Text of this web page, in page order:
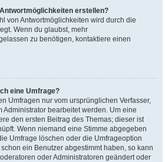
erstellen?
von Antwortmöglichkeiten wird durch die
Wenn du glaubst, mehr
zu benötigen, kontaktiere einen
eine Umfrage?
Umfragen nur vom ursprünglichen Verfasser,
Administrator bearbeitet werden. Um eine
den ersten Beitrag des Themas; dieser ist
Wenn niemand eine Stimme abgegeben
Umfrage löschen oder die Umfrageoption
ein Benutzer abgestimmt haben, so kann
oder Administratoren geändert oder